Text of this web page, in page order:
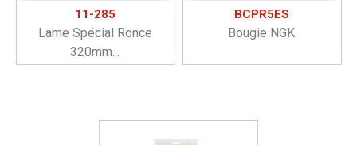
11-285
Lame Spécial Ronce
320mm...
BCPR5ES
Bougie NGK